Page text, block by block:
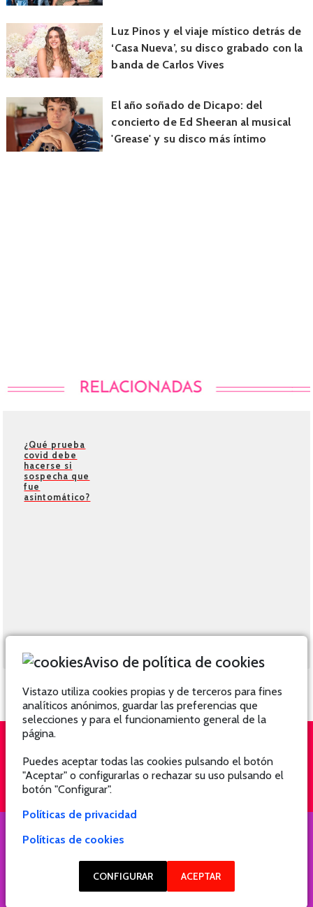
Luz Pinos y el viaje místico detrás de
‘Casa Nueva’, su disco grabado con la
banda de Carlos Vives
El año soñado de Dicapo: del
concierto de Ed Sheeran al musical
'Grease' y su disco más íntimo
¿Qué prueba
covid debe
hacerse si
sospecha que
fue
asintomático?
QUIÉNES SOMOS SUSCRÍBETE
Aviso de política de cookies
Vistazo utiliza cookies propias y de terceros para fines
analíticos anónimos, guardar las preferencias que
selecciones y para el funcionamiento general de la
página.
Puedes aceptar todas las cookies pulsando el botón
"Aceptar" o configurarlas o rechazar su uso pulsando el
botón "Configurar".
Políticas de privacidad
Políticas de cookies
CONFIGURAR ACEPTAR